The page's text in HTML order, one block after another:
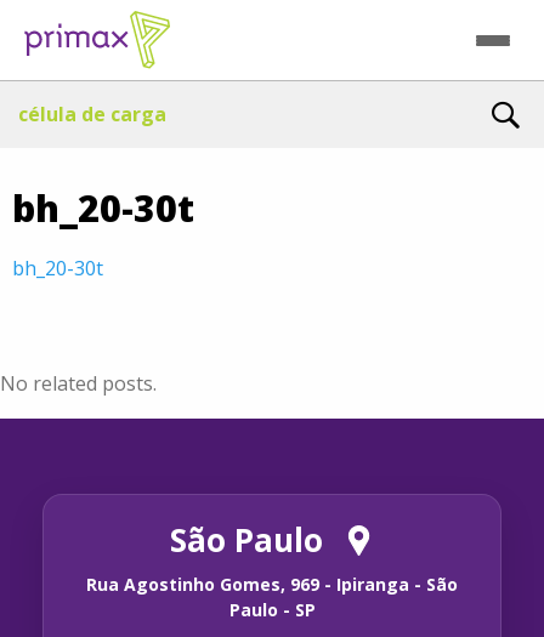
célula de carga
bh_20-30t
bh_20-30t
No related posts.
São Paulo
Rua Agostinho Gomes, 969 - Ipiranga - São
Paulo - SP